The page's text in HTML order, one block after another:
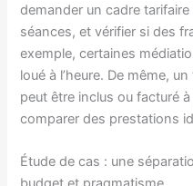
demander un cadre
séances, et vérifier si des
exemple, certaines
loué à l’heure. De même,
peut être inclus ou facturé
comparer des prestations
Étude de cas : une